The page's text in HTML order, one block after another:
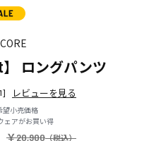
ロングパンツ
レビューを見る
望小売価格
ェアがお買い得
￥20,900